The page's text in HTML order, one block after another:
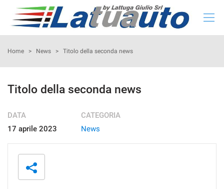
HOME
CONFIGURA LA TUA AUTO
Home > News > Titolo della seconda news
Titolo della seconda news
DATA
17 aprile 2023
CATEGORIA
News